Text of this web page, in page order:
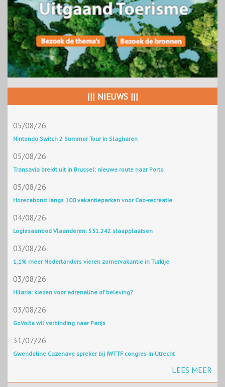
||| NIEUWS |||
05/08/26
Nintendo Switch 2 Summer Tour in Slagharen
05/08/26
Transavia breidt uit in Brussel: nieuwe route naar Porto
05/08/26
Horecabond langs 100 vakantieparken voor Cao-recreatie
04/08/26
Logiesaanbod Vlaanderen: 531.242 slaapplaatsen
03/08/26
1,1% meer Nederlanders vieren zomervakantie in Turkije
03/08/26
Hilaria: kiezen voor adrenaline of beleving?
03/08/26
GoVolta wil verbinding naar Parijs
31/07/26
Gwendoline Cazenave spreker bij IWTTF congres in Utrecht
LEES MEER